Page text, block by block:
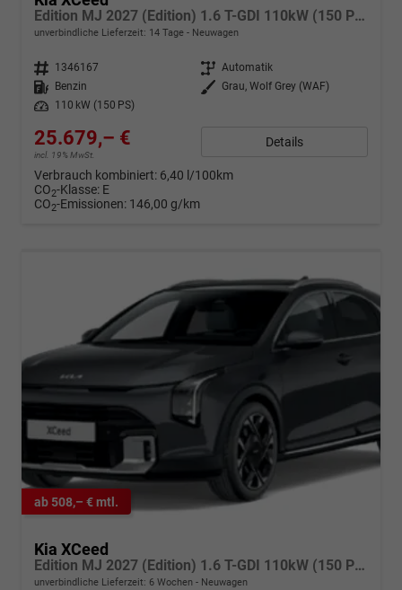
Edition MJ 2027 (Edition) 1.6 T-GDI 110kW (150 PS) 7-Gang DCT Automatikgetriebe
unverbindliche Lieferzeit: 14 Tage Neuwagen
Fahrzeugnr. 1346167 Getriebe Automatik
Kraftstoff
Benzin Außenfarbe
Grau, Wolf Grey (WAF)
Leistung
110 kW (150 PS)
25.679,– €
incl. 19% MwSt.
Details
Verbrauch kombiniert: 6,40 l/100km
CO2-Klasse: E
CO2-Emissionen: 146,00 g/km
ab 508,– € mtl.
Kia XCeed
Edition MJ 2027 (Edition) 1.6 T-GDI 110kW (150 PS) 7-Gang DCT Automatikgetriebe
unverbindliche Lieferzeit: 6 Wochen Neuwagen